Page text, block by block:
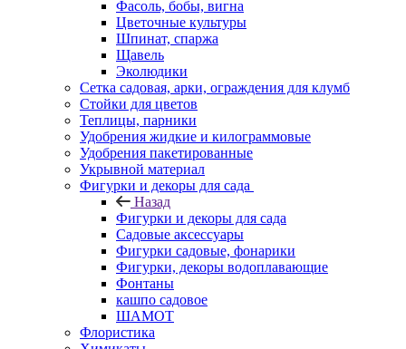
Фасоль, бобы, вигна
Цветочные культуры
Шпинат, спаржа
Щавель
Эколюдики
Сетка садовая, арки, ограждения для клумб
Стойки для цветов
Теплицы, парники
Удобрения жидкие и килограммовые
Удобрения пакетированные
Укрывной материал
Фигурки и декоры для сада
Назад
Фигурки и декоры для сада
Садовые аксессуары
Фигурки садовые, фонарики
Фигурки, декоры водоплавающие
Фонтаны
кашпо садовое
ШАМОТ
Флористика